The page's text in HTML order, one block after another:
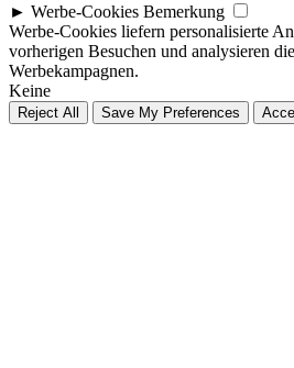
► Werbe-Cookies Bemerkung
Werbe-Cookies liefern personalisierte
vorherigen Besuchen und analysieren
Werbekampagnen.
Keine
Reject All Save My Preferences